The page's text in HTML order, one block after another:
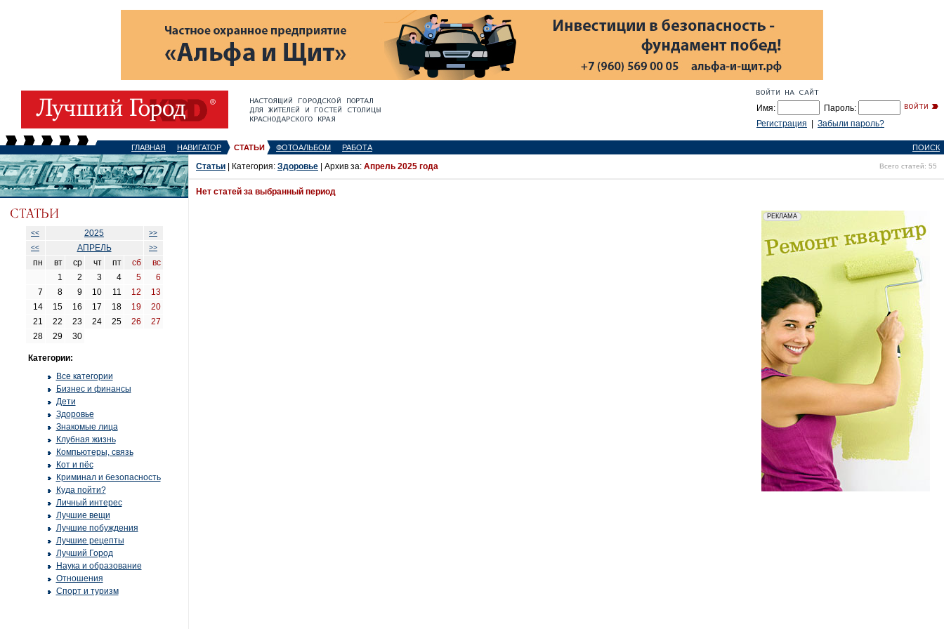
Имя:
Пароль:
Регистрация
Забыли пароль?
ГЛАВНАЯ НАВИГАТОР СТАТЬИ ФОТОАЛЬБОМ РАБОТА ПОИСК
<< 2025
>>
<<
АПРЕЛЬ >>
пн вт ср чт пт сб
вс
1
2 3 4 5
6
7
8 9 10 11 12
13
14
15 16 17 18 19
20
21
22 23 24 25 26
27
28
29 30
Категории:
Все категории
Бизнес и финансы
Дети
Здоровье
Знакомые лица
Клубная жизнь
Компьютеры, связь
Кот и пёс
Криминал и безопасность
Куда пойти?
Личный интерес
Лучшие вещи
Лучшие побуждения
Лучшие рецепты
Лучший Город
Наука и образование
Отношения
Спорт и туризм
Статьи | Категория: Здоровье | Архив за: Апрель 2025 года Всего статей: 55
Нет статей за выбранный период